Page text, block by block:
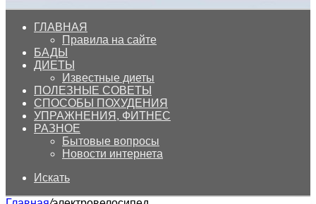
ГЛАВНАЯ
Правила на сайте
БАДЫ
ДИЕТЫ
Известные диеты
ПОЛЕЗНЫЕ СОВЕТЫ
СПОСОБЫ ПОХУДЕНИЯ
УПРАЖНЕНИЯ, ФИТНЕС
РАЗНОЕ
Бытовые вопросы
Новости интернета
Искать